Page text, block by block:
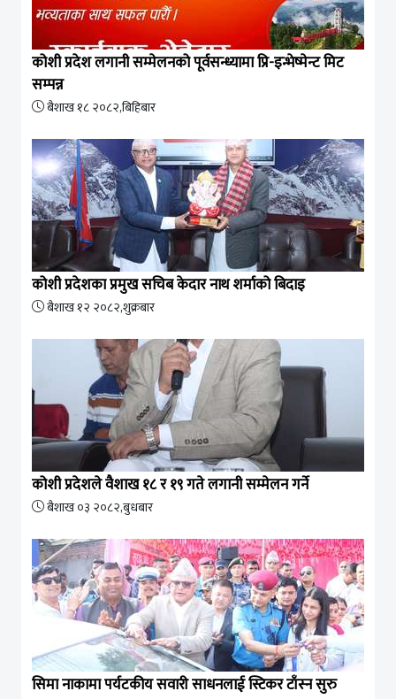
कोशी प्रदेश लगानी सम्मेलनको पूर्वसन्ध्यामा प्रि-इन्भेष्मेन्ट मिट
सम्पन्न
बैशाख १८ २०८२,बिहिबार
कोशी प्रदेशका प्रमुख सचिब केदार नाथ शर्माको बिदाइ
बैशाख १२ २०८२,शुक्रबार
कोशी प्रदेशले वैशाख १८ र १९ गते लगानी सम्मेलन गर्ने
बैशाख ०३ २०८२,बुधबार
सिमा नाकामा पर्यटकीय सवारी साधनलाई स्टिकर टाँस्न सुरु